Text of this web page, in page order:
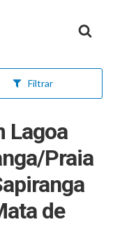
Filtrar
Lagoa
Praia
de